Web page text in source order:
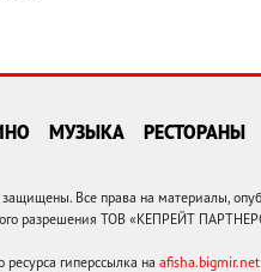
МУЗЫКА РЕСТОРАНЫ
Все права на материалы,
разрешения ТОВ «КЕПРЕЙТ
гиперссылка на afisha.bigmir.net